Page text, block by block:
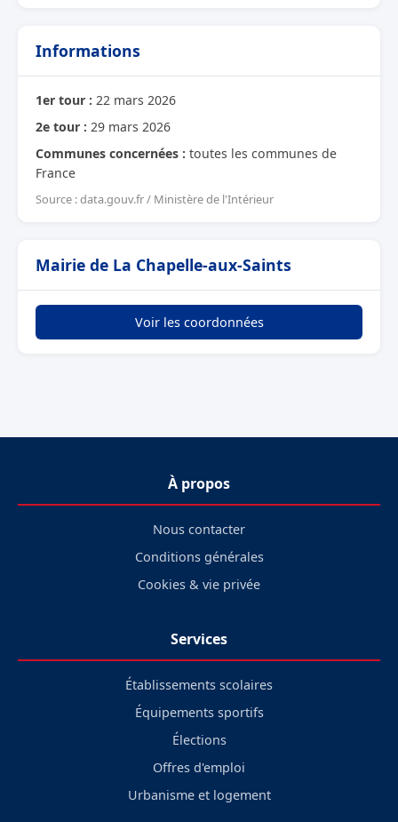
Informations
1er tour : 22 mars 2026
2e tour : 29 mars 2026
Communes concernées : toutes les communes de
France
Source : data.gouv.fr / Ministère de l'Intérieur
Mairie de La Chapelle-aux-Saints
Voir les coordonnées
À propos
Nous contacter
Conditions générales
Cookies & vie privée
Services
Établissements scolaires
Équipements sportifs
Élections
Offres d'emploi
Urbanisme et logement